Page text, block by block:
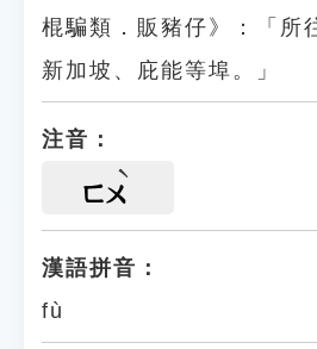
棍騙類．販豬仔》：「所
新加坡、庇能等埠。」
注音：
ㄈㄨ
漢語拼音：
fù